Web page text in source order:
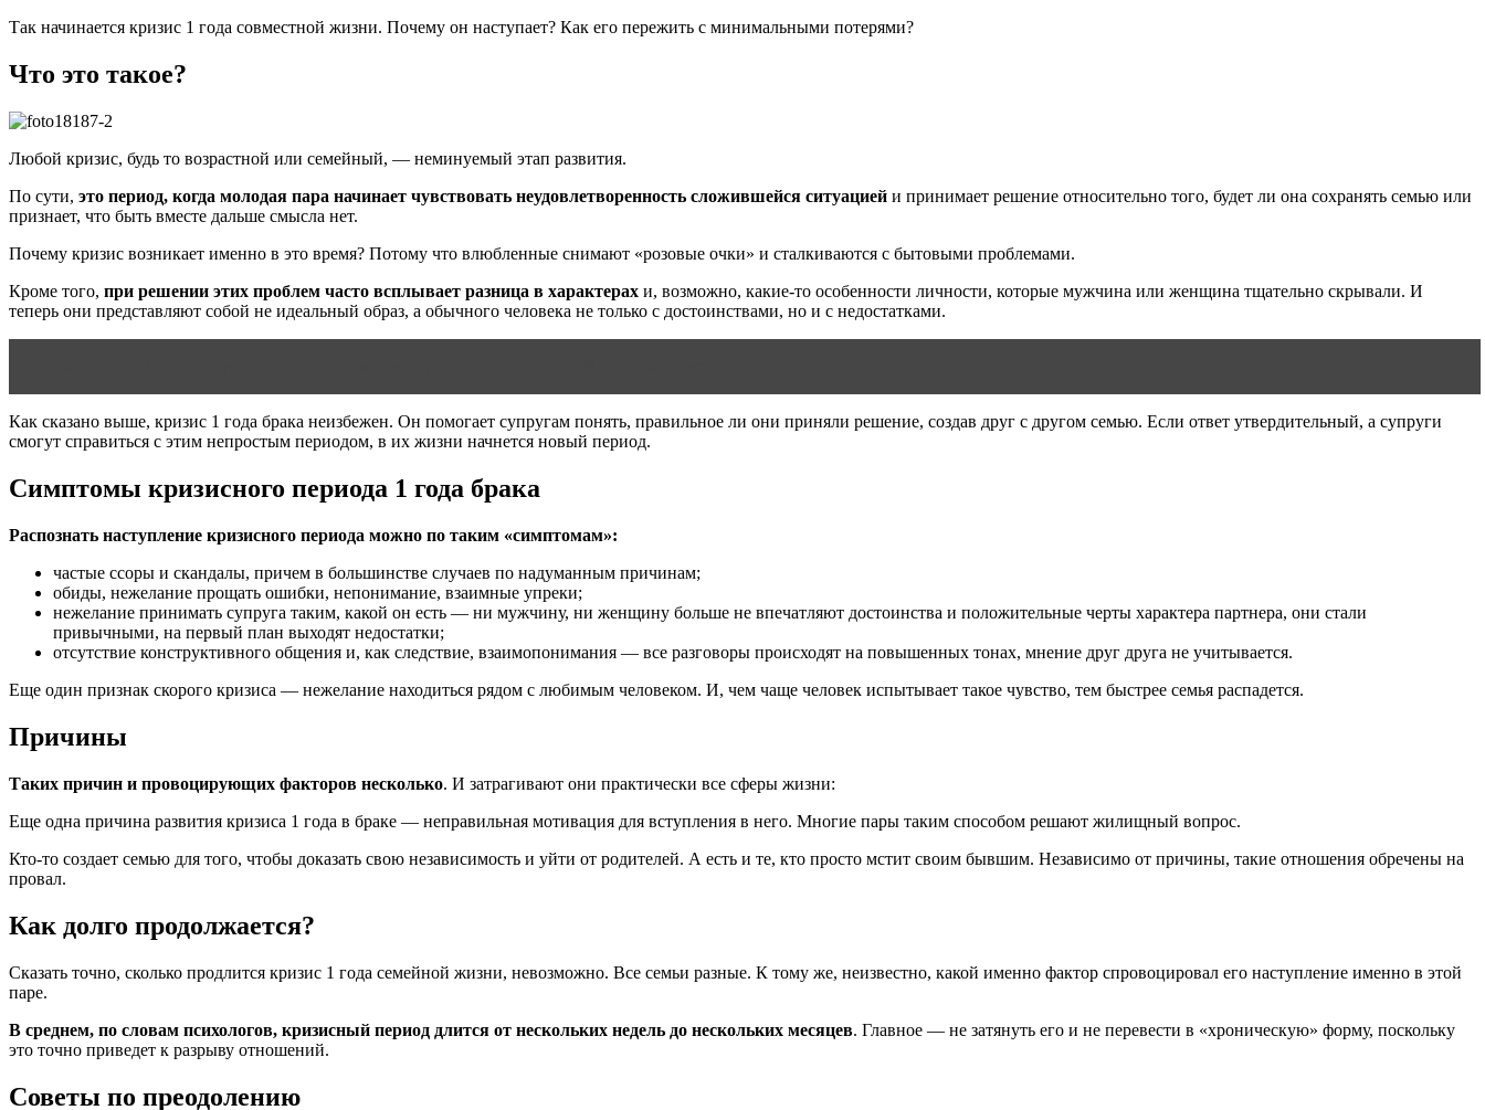
Так начинается кризис 1 года совместной жизни. Почему он наступает? Как его пережить с минимальными потерями?
Что это такое?
Любой кризис, будь то возрастной или семейный, — неминуемый этап развития.
По сути, это период, когда молодая пара начинает чувствовать неудовлетворенность сложившейся ситуацией и принимает решение относительно того, будет ли она сохранять семью или
признает, что быть вместе дальше смысла нет.
Почему кризис возникает именно в это время? Потому что влюбленные снимают «розовые очки» и сталкиваются с бытовыми проблемами.
Кроме того, при решении этих проблем часто всплывает разница в характерах и, возможно, какие-то особенности личности, которые мужчина или женщина тщательно скрывали. И
теперь они представляют собой не идеальный образ, а обычного человека не только с достоинствами, но и с недостатками.
Как сказано выше, кризис 1 года брака неизбежен. Он помогает супругам понять, правильное ли они приняли решение, создав друг с другом семью. Если ответ утвердительный, а супруги
смогут справиться с этим непростым периодом, в их жизни начнется новый период.
Симптомы кризисного периода 1 года брака
Распознать наступление кризисного периода можно по таким «симптомам»:
частые ссоры и скандалы, причем в большинстве случаев по надуманным причинам;
обиды, нежелание прощать ошибки, непонимание, взаимные упреки;
нежелание принимать супруга таким, какой он есть — ни мужчину, ни женщину больше не впечатляют достоинства и положительные черты характера партнера, они стали
привычными, на первый план выходят недостатки;
отсутствие конструктивного общения и, как следствие, взаимопонимания — все разговоры происходят на повышенных тонах, мнение друг друга не учитывается.
Еще один признак скорого кризиса — нежелание находиться рядом с любимым человеком. И, чем чаще человек испытывает такое чувство, тем быстрее семья распадется.
Причины
Таких причин и провоцирующих факторов несколько. И затрагивают они практически все сферы жизни:
Еще одна причина развития кризиса 1 года в браке — неправильная мотивация для вступления в него. Многие пары таким способом решают жилищный вопрос.
Кто-то создает семью для того, чтобы доказать свою независимость и уйти от родителей. А есть и те, кто просто мстит своим бывшим. Независимо от причины, такие отношения обречены на
провал.
Как долго продолжается?
Сказать точно, сколько продлится кризис 1 года семейной жизни, невозможно. Все семьи разные. К тому же, неизвестно, какой именно фактор спровоцировал его наступление именно в этой
паре.
В среднем, по словам психологов, кризисный период длится от нескольких недель до нескольких месяцев. Главное — не затянуть его и не перевести в «хроническую» форму, поскольку
это точно приведет к разрыву отношений.
Советы по преодолению